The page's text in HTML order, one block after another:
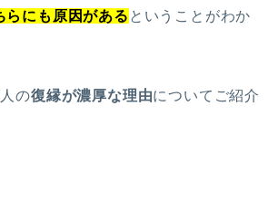
らにも原因がある ということがわか
の復縁が濃厚な理由についてご紹介